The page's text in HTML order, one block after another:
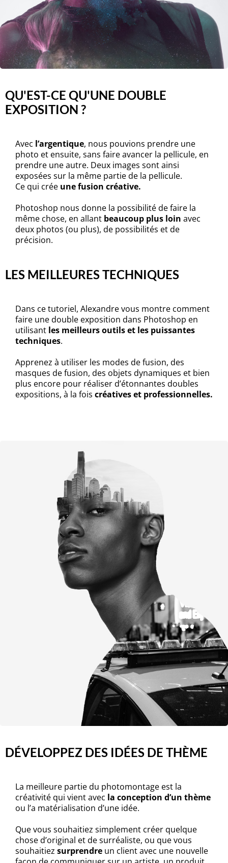
QU'EST-CE QU'UNE DOUBLE
EXPOSITION ?
Avec l’argentique, nous pouvions prendre une
photo et ensuite, sans faire avancer la pellicule, en
prendre une autre. Deux images sont ainsi
exposées sur la même partie de la pellicule.
Ce qui crée une fusion créative.
Photoshop nous donne la possibilité de faire la
même chose, en allant beaucoup plus loin avec
deux photos (ou plus), de possibilités et de
précision.
LES MEILLEURES TECHNIQUES
Dans ce tutoriel, Alexandre vous montre comment
faire une double exposition dans Photoshop en
utilisant les meilleurs outils et les puissantes
techniques.
Apprenez à utiliser les modes de fusion, des
masques de fusion, des objets dynamiques et bien
plus encore pour réaliser d’étonnantes doubles
expositions, à la fois créatives et professionnelles.
DÉVELOPPEZ DES IDÉES DE THÈME
La meilleure partie du photomontage est la
créativité qui vient avec la conception d’un thème
ou l’a matérialisation d’une idée.
Que vous souhaitiez simplement créer quelque
chose d’original et de surréaliste, ou que vous
souhaitiez surprendre un client avec une nouvelle